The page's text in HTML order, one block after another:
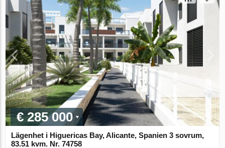
€ 285 000
Lägenhet i Higuericas Bay, Alicante, Spanien 3 sovrum,
83.51 kvm. Nr. 74758